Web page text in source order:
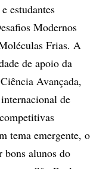
estudantes
Modernos
Frias. A
de apoio da
Avançada,
de
tema emergente, o
bons alunos do